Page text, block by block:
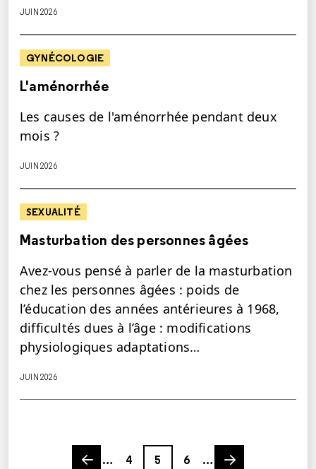
JUIN 2026
GYNÉCOLOGIE
L'aménorrhée
Les causes de l'aménorrhée pendant deux
mois ?
JUIN 2026
SEXUALITÉ
Masturbation des personnes âgées
Avez-vous pensé à parler de la masturbation
chez les personnes âgées : poids de
l’éducation des années antérieures à 1968,
difficultés dues à l’âge : modifications
physiologiques adaptations…
JUIN 2026
Previous page
…
4
Page
5
6
…
Next page